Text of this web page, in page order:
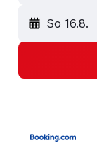
So 16.8.